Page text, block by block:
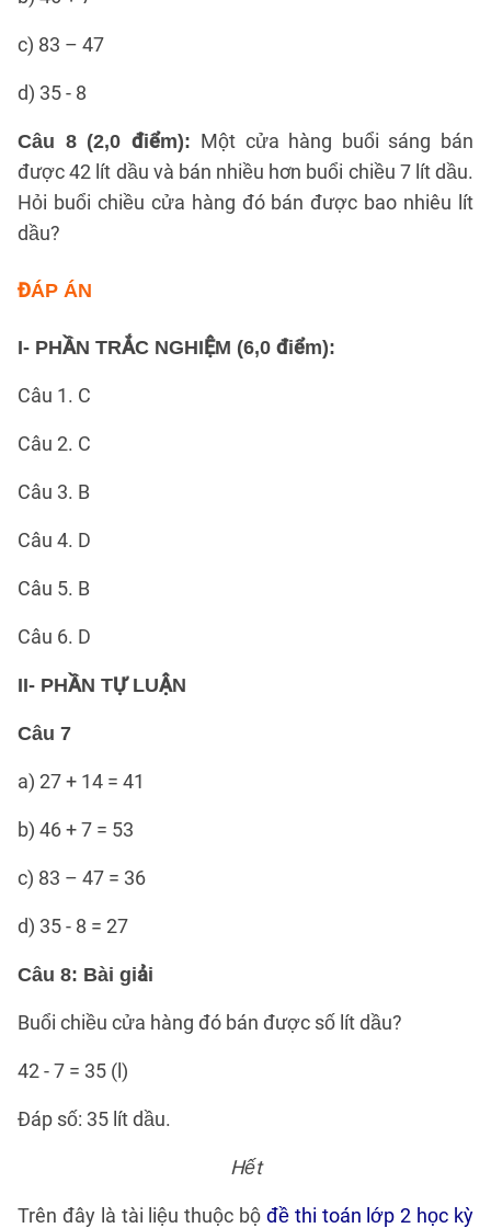
c) 83 – 47
d) 35 - 8
Câu 8 (2,0 điểm): Một cửa hàng buổi sáng bán
được 42 lít dầu và bán nhiều hơn buổi chiều 7 lít dầu.
Hỏi buổi chiều cửa hàng đó bán được bao nhiêu lít
dầu?
ĐÁP ÁN
I- PHẦN TRẮC NGHIỆM (6,0 điểm):
Câu 1. C
Câu 2. C
Câu 3. B
Câu 4. D
Câu 5. B
Câu 6. D
II- PHẦN TỰ LUẬN
Câu 7
a) 27 + 14 = 41
b) 46 + 7 = 53
c) 83 – 47 = 36
d) 35 - 8 = 27
Câu 8: Bài giải
Buổi chiều cửa hàng đó bán được số lít dầu?
42 - 7 = 35 (l)
Đáp số: 35 lít dầu.
Hết
Trên đây là tài liệu thuộc bộ đề thi toán lớp 2 học kỳ